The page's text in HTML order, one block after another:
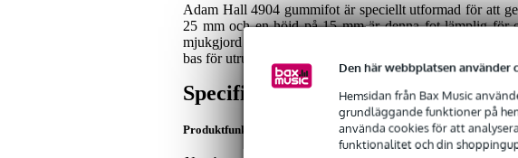
Den här webbplatsen använder
Hemsidan från Bax Music
grundläggande funktioner på
använda cookies för att
funktionalitet och din
Adam Hall 4904 gummifot är speciellt utformad för att
25 mm och en höjd på 15 mm är denna fot lämplig för
mjukgjord PVC och har en återförsluten metallskiva för
bas för utrustningen.
Specifikationer
Produktfunktioner